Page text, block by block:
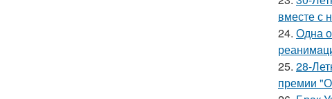
вместе с
24. Одна
25. 28-
премии